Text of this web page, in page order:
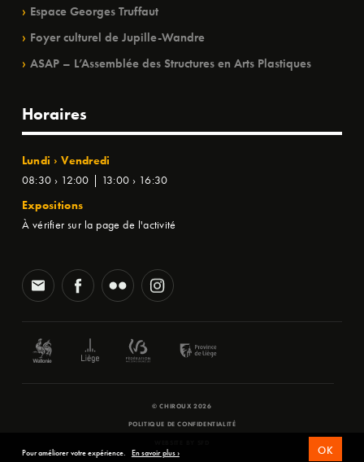
Espace Georges Truffaut
Foyer culturel de Jupille-Wandre
ASAP – L’Assemblée des Structures en Arts Plastiques
Horaires
Lundi › Vendredi
08:30 › 12:00 | 13:00 › 16:30
Expositions
À vérifier sur la page de l'activité
© CHIROUX 2026
POLITIQUE DE CONFIDENTIALITÉ
Pour améliorer votre expérience. En savoir plus › OK